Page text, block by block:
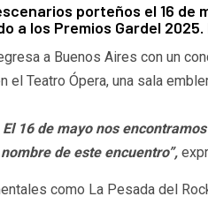
porteños el 16
a los Premios Gardel
a Buenos Aires con un
el Teatro Ópera, una sala
16 de mayo nos
de este encuentro”,
como La Pesada del